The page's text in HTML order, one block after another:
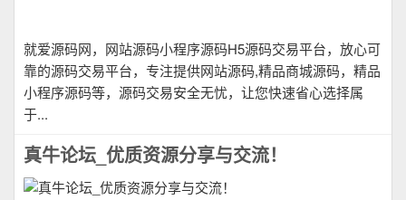
就爱源码网，网站源码小程序源码H5源码交易平台，放心可
靠的源码交易平台，专注提供网站源码,精品商城源码，精品
小程序源码等，源码交易安全无忧，让您快速省心选择属
于...
真牛论坛_优质资源分享与交流！